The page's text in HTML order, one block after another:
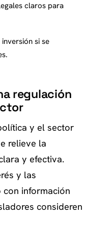
claros para
si se
regulación
y el sector
relieve la
y efectiva.
y las
información
consideren